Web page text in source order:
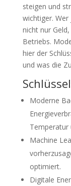
steigen und
wichtiger.
nicht nur
Betriebs.
hier der
und was die
Moderne
Temperatur
Machine
optimiert.
Digitale